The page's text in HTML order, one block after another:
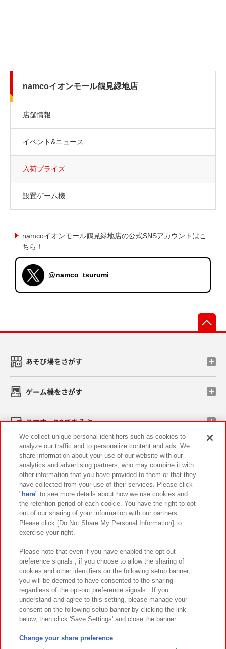
namcoイオンモール鶴見緑地店
店舗情報
イベント&ニュース
入荷プライズ
設置ゲーム機
namcoイオンモール鶴見緑地店の公式SNSアカウントはこ
ちら！
@namco_tsurumi
あそび場をさがす
ゲーム機をさがす
スマホ・PCであそぶ
イベント・キャンペーン
関連会社 サステナビリティ サイトポリシー
プライバシーポリシー ウェブアクセシビリティ方針と検証結果
お取引先さまとともに
カスタマーハラスメント対応方針 よくあるご質問・お問い合わせ
©Bandai Namco Amusement Inc.
©Bandai Namco Amusement Lab Inc.
We collect unique personal identifiers such as cookies to
analyze our traffic and to personalize content and ads. We
share information about your use of our website with our
analytics and advertising partners, who may combine it with
other information that you have provided to them or that they
have collected from your use of their services. Please click
" here" to see more details about how we use cookies and
the retention period of each cookie. You have the right to opt
out of our sharing of your information with our partners.
Please click [Do Not Share My Personal Information] to
exercise your right.
Please note that even if you have enabled the opt-out
preference signals , if you choose to allow the sharing of
cookies and other identifiers on the following setup banner,
you will be deemed to have consented to the sharing
regardless of the opt-out preference signals . If you
understand and agree to this setting, please manage your
consent on the following setup banner by clicking the link
below, then click 'Save Settings' and close the banner.
Change your share preference